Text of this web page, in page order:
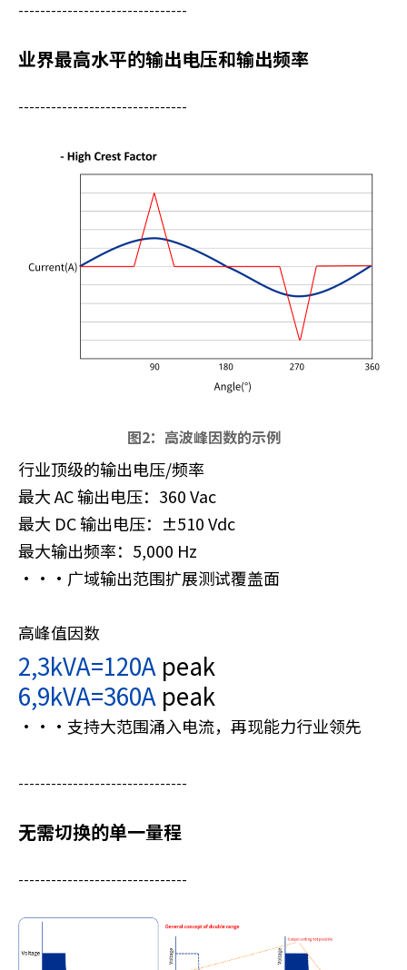
-------------------------------
业界最高水平的输出电压和输出频率
-------------------------------
图2：高波峰因数的示例
行业顶级的输出电压/频率
最大 AC 输出电压：360 Vac
最大 DC 输出电压：±510 Vdc
最大输出频率：5,000 Hz
・・・广域输出范围扩展测试覆盖面
高峰值因数
2,3kVA=120A peak
6,9kVA=360A peak
・・・支持大范围涌入电流，再现能力行业领先
-------------------------------
无需切换的单一量程
-------------------------------